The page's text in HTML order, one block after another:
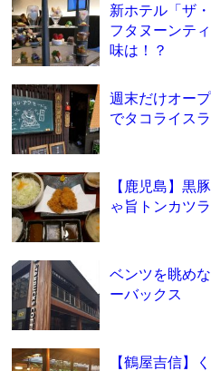
新ホテル「ザ
フタヌーンテ
味は！？
週末だけオー
でタコライス
【鹿児島】黒
ゃ旨トンカツ
ベンツを眺め
ーバックス
【鶴屋吉信】